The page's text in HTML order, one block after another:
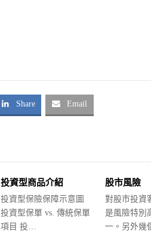
Share Email
投資型商品介紹
投資型保險保障示意圖
投資型保單 vs. 傳統保單
項目 投…
股市風險
對股市投資
是風險特別
一。另外幾